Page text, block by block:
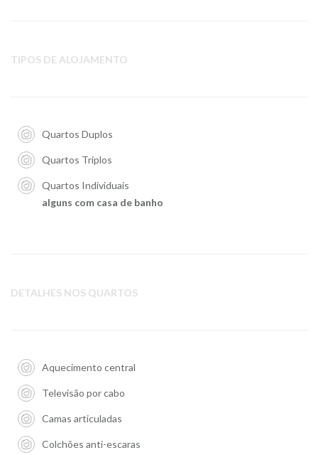
TIPOS DE ALOJAMENTO
Quartos Duplos
Quartos Triplos
Quartos Individuais
alguns com casa de banho
DETALHES NOS QUARTOS
Aquecimento central
Televisão por cabo
Camas articuladas
Colchões anti-escaras